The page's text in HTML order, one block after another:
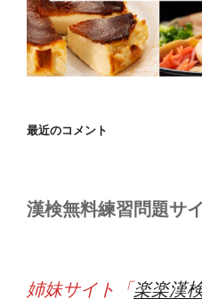
最近のコメント
漢検無料練習問題サ
姉妹サイト「楽楽漢